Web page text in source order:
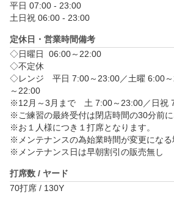
平日 07:00 - 23:00
土日祝 06:00 - 23:00
定休日・営業時間備考
◇日曜日	06:00～22:00
◇不定休
◇レンジ　平日 7:00～23:00／土曜 6:00
～22:00
※12月～3月まで　土 7:00～23:00／日祝
※ご練習の最終受付は閉店時間の30分前に
※お１人様につき１打席となります。
※メンテナンスの為始業時間が変更になる
打席数 / ヤード
70打席 / 130Y